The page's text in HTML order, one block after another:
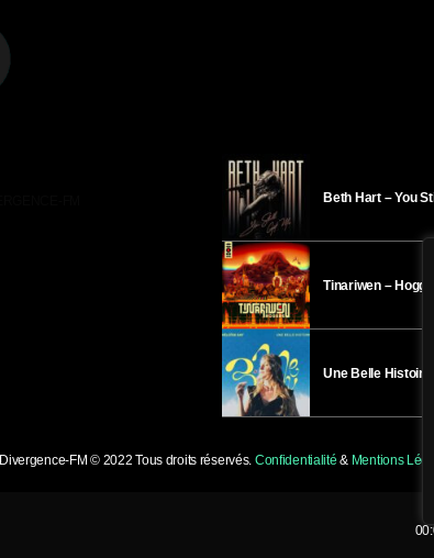
Beth Hart – You
Tinariwen – Hoggar
Une Belle
Divergence-FM © 2022 Tous droits réservés. Confidentialité & Mentions